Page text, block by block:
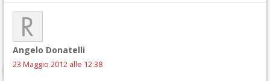
Angelo Donatelli
23 Maggio 2012 alle 12:38